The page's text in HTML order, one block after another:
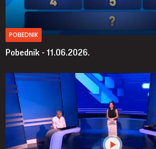
POBEDNIK
Pobednik - 11.06.2026.